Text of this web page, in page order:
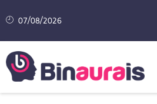
07/08/2026